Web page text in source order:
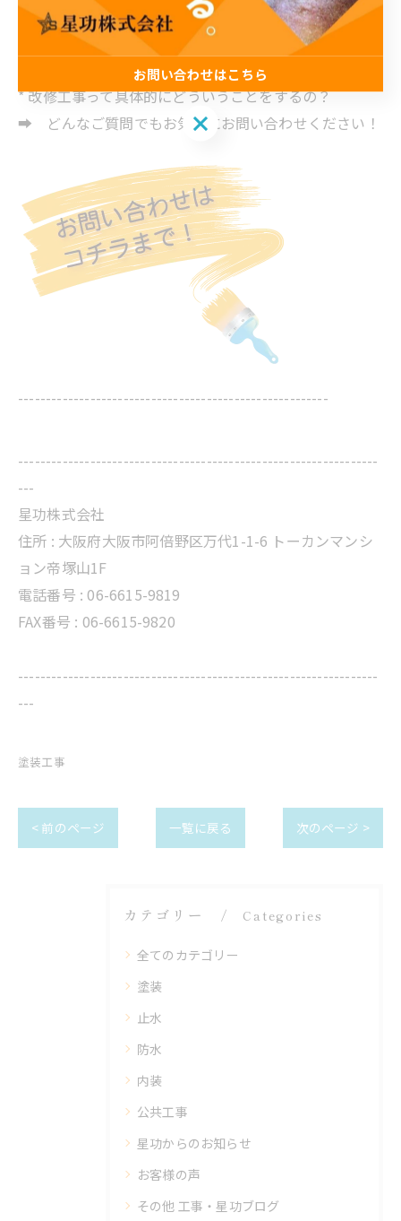
* 相談をしたいが、業者の良し悪しがわからない
* 外壁塗装っていくらくらいなの？見積りだけでもいい
* 改修工事って具体的にどういうことをするの？
➡ どんなご質問でもお気軽にお問い合わせください！
--------------------------------------------------------
-----------------------------------------------------------------
---
星功株式会社
住所 : 大阪府大阪市阿倍野区万代1-1-6 トーカンマンシ
ョン帝塚山1F
電話番号 : 06-6615-9819
FAX番号 : 06-6615-9820
-----------------------------------------------------------------
---
塗装工事
< 前のページ 一覧に戻る 次のページ >
カテゴリー Categories
全てのカテゴリー
塗装
止水
防水
内装
公共工事
星功からのお知らせ
お客様の声
その他 工事・星功ブログ
お問い合わせはこちら
お問い合わせはこちら